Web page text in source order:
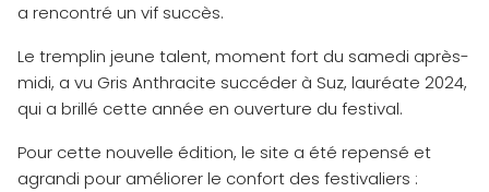
a rencontré un vif succès.
Le tremplin jeune talent, moment fort du samedi après-
midi, a vu Gris Anthracite succéder à Suz, lauréate 2024,
qui a brillé cette année en ouverture du festival.
Pour cette nouvelle édition, le site a été repensé et
agrandi pour améliorer le confort des festivaliers :